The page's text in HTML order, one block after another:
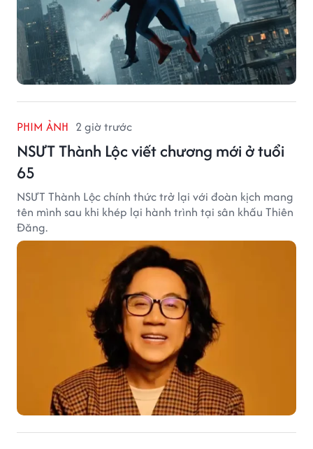
PHIM ẢNH 2 giờ trước
NSƯT Thành Lộc viết chương mới ở tuổi
65
NSƯT Thành Lộc chính thức trở lại với đoàn kịch mang
tên mình sau khi khép lại hành trình tại sân khấu Thiên
Đăng.